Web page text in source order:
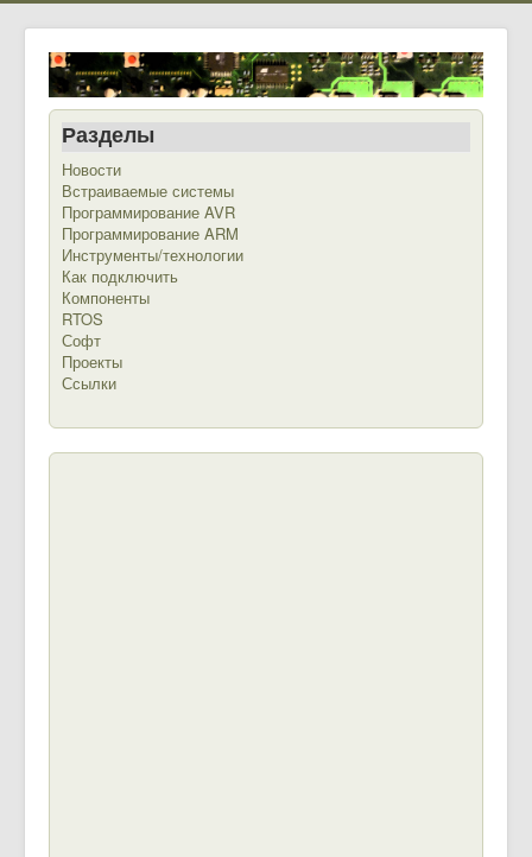
Разделы
Новости
Встраиваемые системы
Программирование AVR
Программирование ARM
Инструменты/технологии
Как подключить
Компоненты
RTOS
Софт
Проекты
Ссылки